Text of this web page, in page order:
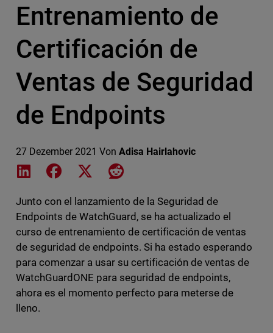
Entrenamiento de
Certificación de
Ventas de Seguridad
de Endpoints
27 Dezember 2021 Von Adisa Hairlahovic
Share on LinkedIn
Share on Facebook
Share on XShare on Reddit
Junto con el lanzamiento de la Seguridad de
Endpoints de WatchGuard, se ha actualizado el
curso de entrenamiento de certificación de ventas
de seguridad de endpoints. Si ha estado esperando
para comenzar a usar su certificación de ventas de
WatchGuardONE para seguridad de endpoints,
ahora es el momento perfecto para meterse de
lleno.